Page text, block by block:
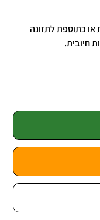
או כתוספת לתזונה
חיובית.